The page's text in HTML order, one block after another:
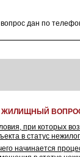
дан по
ЖИЛИЩНЫЙ
при которых
в статус
начинается